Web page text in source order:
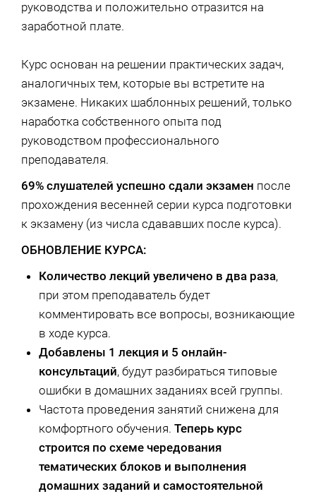
руководства и положительно отразится на
заработной плате.
Курс основан на решении практических задач,
аналогичных тем, которые вы встретите на
экзамене. Никаких шаблонных решений, только
наработка собственного опыта под
руководством профессионального
преподавателя.
69% слушателей успешно сдали экзамен после
прохождения весенней серии курса подготовки
к экзамену (из числа сдававших после курса).
ОБНОВЛЕНИЕ КУРСА:
Количество лекций увеличено в два раза,
при этом преподаватель будет
комментировать все вопросы, возникающие
в ходе курса.
Добавлены 1 лекция и 5 онлайн-
консультаций, будут разбираться типовые
ошибки в домашних заданиях всей группы.
Частота проведения занятий снижена для
комфортного обучения. Теперь курс
строится по схеме чередования
тематических блоков и выполнения
домашних заданий и самостоятельной